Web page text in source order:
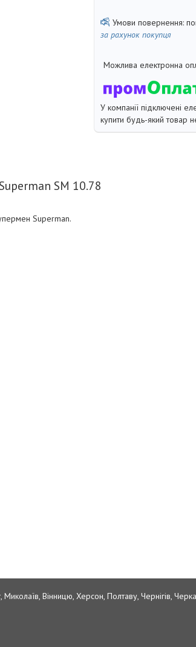
за рахунок покупця
У компанії підключені
купити будь-який товар
SM 10.78
Superman.
Вінницю, Херсон, Полтаву, Чернігів,